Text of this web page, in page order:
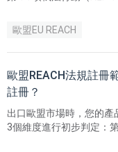
歐盟EU REACH
歐盟REACH法規註冊
註冊？
出口歐盟市場時，您的產
3個維度進行初步判定：